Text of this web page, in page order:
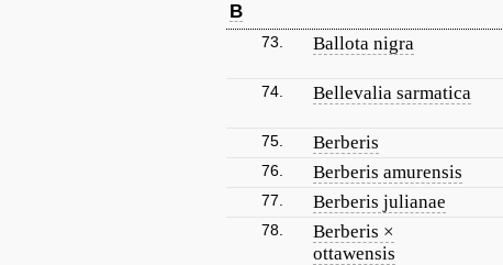
B
73. Ballota nigra
74. Bellevalia sarmatica
75. Berberis
76.
Berberis amurensis
77.
Berberis julianae
78.
Berberis ×
ottawensis